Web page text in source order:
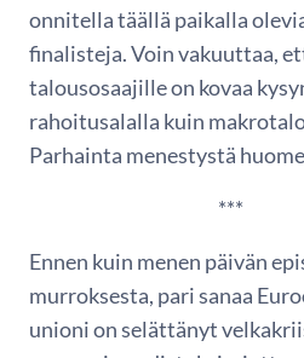
onnitella täällä paikalla
finalisteja. Voin vakuuttaa,
talousosaajille on kovaa
rahoitusalalla kuin
Parhainta menestystä
***
Ennen kuin menen päivän
murroksesta, pari sanaa
unioni on selättänyt